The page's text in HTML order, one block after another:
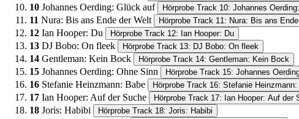
10 Johannes Oerding: Glück auf Hörprobe Track 10: Johannes
11 Nura: Bis ans Ende der Welt Hörprobe Track 11: Nura: Bis ans
12 Ian Hooper: Du Hörprobe Track 12: Ian Hooper: Du
13 DJ Bobo: On fleek Hörprobe Track 13: DJ Bobo: On fleek
14 Gentleman: Kein Bock Hörprobe Track 14: Gentleman: Kein Bock
15 Johannes Oerding: Ohne Sinn Hörprobe Track 15: Johannes
16 Stefanie Heinzmann: Babe Hörprobe Track 16: Stefanie
17 Ian Hooper: Auf der Suche Hörprobe Track 17: Ian Hooper: Auf der
18 Joris: Habibi Hörprobe Track 18: Joris: Habibi